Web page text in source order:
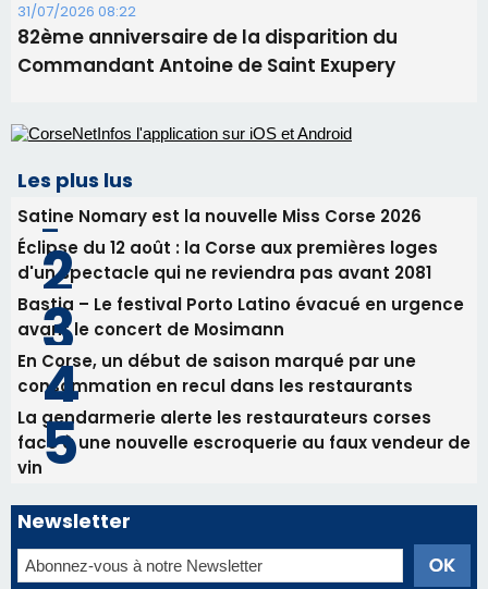
31/07/2026 08:22
82ème anniversaire de la disparition du
Commandant Antoine de Saint Exupery
Les plus lus
Satine Nomary est la nouvelle Miss Corse 2026
Éclipse du 12 août : la Corse aux premières loges
d'un spectacle qui ne reviendra pas avant 2081
Bastia – Le festival Porto Latino évacué en urgence
avant le concert de Mosimann
En Corse, un début de saison marqué par une
consommation en recul dans les restaurants
La gendarmerie alerte les restaurateurs corses
face à une nouvelle escroquerie au faux vendeur de
vin
Newsletter